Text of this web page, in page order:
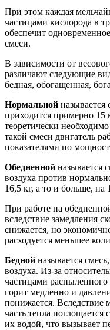
При этом каждая
частицами кислорода в
обеспечит
смеси.
В зависимости от
различают следующие
бедная, обогащенная,
Нормальной называется
приходится примерно 15
теоретически
такой смеси двигатель
показателями по
Обедненной называется
воздуха против
16,5 кг, а то и больше, на
При работе на
вследствие замедления
снижается, но
расходуется меньшее
Бедной называется
воздуха. Из-за
частицами распыленного
горит медленно и
понижается. Вследствие
часть тепла
их водой, что вызывает